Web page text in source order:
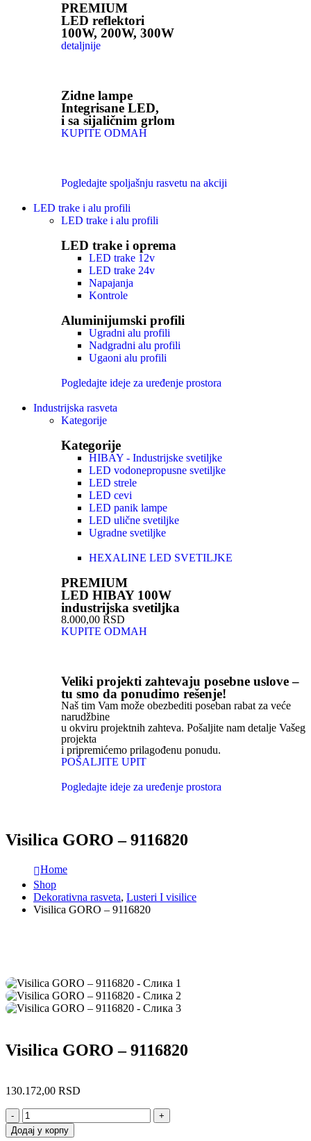
PREMIUM
LED reflektori
100W, 200W, 300W
detaljnije
Zidne lampe
Integrisane LED,
i sa sijaličnim grlom
KUPITE ODMAH
Pogledajte spoljašnju rasvetu na akciji
LED trake i alu profili
LED trake i alu profili
LED trake i oprema
LED trake 12v
LED trake 24v
Napajanja
Kontrole
Aluminijumski profili
Ugradni alu profili
Nadgradni alu profili
Ugaoni alu profili
Pogledajte ideje za uređenje prostora
Industrijska rasveta
Kategorije
Kategorije
HIBAY - Industrijske svetiljke
LED vodonepropusne svetiljke
LED strele
LED cevi
LED panik lampe
LED ulične svetiljke
Ugradne svetiljke
HEXALINE LED SVETILJKE
PREMIUM
LED HIBAY 100W
industrijska svetiljka
8.000,00 RSD
KUPITE ODMAH
Veliki projekti zahtevaju posebne uslove –
tu smo da ponudimo rešenje!
Naš tim Vam može obezbediti poseban rabat za veće
narudžbine
u okviru projektnih zahteva. Pošaljite nam detalje Vašeg
projekta
i pripremićemo prilagođenu ponudu.
POŠALJITE UPIT
Pogledajte ideje za uređenje prostora
Visilica GORO – 9116820
Home
Shop
Dekorativna rasveta, Lusteri I visilice
Visilica GORO – 9116820
Visilica GORO – 9116820
130.172,00 RSD
-
+
Додај у корпу